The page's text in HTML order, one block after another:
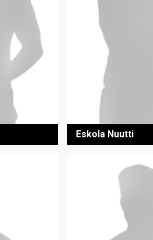
Eskola Nuutti